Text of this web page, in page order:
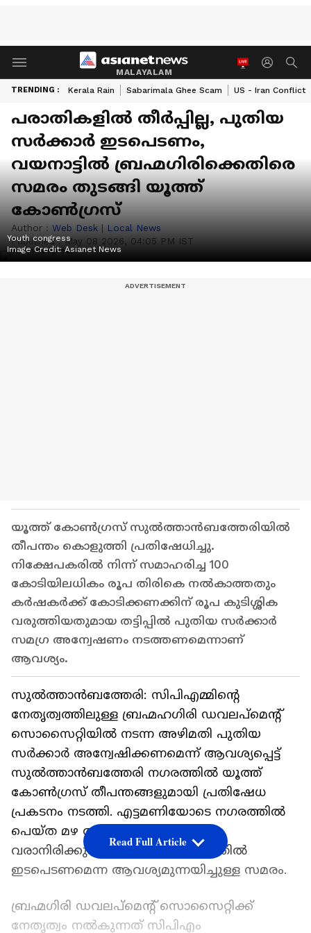
MALAYALAM
TRENDING : Kerala Rain Sabarimala Ghee Scam US - Iran Conflict
പരാതികളില്‍ തീര്‍പ്പില്ല, പുതിയ
സര്‍ക്കാര്‍ ഇടപെടണം,
വയനാട്ടില്‍ ബ്രഹ്മഗിരിക്കെതിരെ
സമരം തുടങ്ങി യൂത്ത്
കോണ്‍ഗ്രസ്
Author : Web Desk | Local News
Published :May 08 2026, 04:05 PM IST
Youth congress
Image Credit:Asianet News
യൂത്ത് കോണ്‍ഗ്രസ് സുല്‍ത്താന്‍ബത്തേരിയില്‍
തീപന്തം കൊളുത്തി പ്രതിഷേധിച്ചു.
നിക്ഷേപകരില്‍ നിന്ന് സമാഹരിച്ച 100
കോടിയിലധികം രൂപ തിരികെ നല്‍കാത്തതും
കര്‍ഷകര്‍ക്ക് കോടിക്കണക്കിന് രൂപ കുടിശ്ശിക
വരുത്തിയതുമായ തട്ടിപ്പില്‍ പുതിയ സര്‍ക്കാര്‍
സമഗ്ര അന്വേഷണം നടത്തണമെന്നാണ്
ആവശ്യം.
സുല്‍ത്താന്‍ബത്തേരി: സിപിഎമ്മിന്റെ
നേതൃത്വത്തിലുള്ള ബ്രഹ്മഹഗിരി ഡവലപ്‌മെന്റ്
സൊസൈറ്റിയില്‍ നടന്ന അഴിമതി പുതിയ
സര്‍ക്കാര്‍ അന്വേഷിക്കണമെന്ന് ആവശ്യപ്പെട്ട്
സുല്‍ത്താന്‍ബത്തേരി നഗരത്തില്‍ യൂത്ത്
കോണ്‍ഗ്രസ് തീപന്തങ്ങളുമായി പ്രതിഷേധ
പ്രകടനം നടത്തി. എട്ടമണിയോടെ നഗരത്തില്‍
പെയ്ത മഴ അവഗണിച്ചായിരുന്നു
വരാനിരിക്കുന്ന സര്‍ക്കാര്‍ പ്രശ്‌നത്തില്‍
ഇടപെടണമെന്ന ആവശ്യമുന്നയിച്ചുള്ള സമരം.
ബ്രഹ്മഗിരി ഡവലപ്‌മെന്റ് സൊസൈറ്റിക്ക്
നേതൃത്വം നല്‍കുന്നത് സിപിഎം
Read Full Article